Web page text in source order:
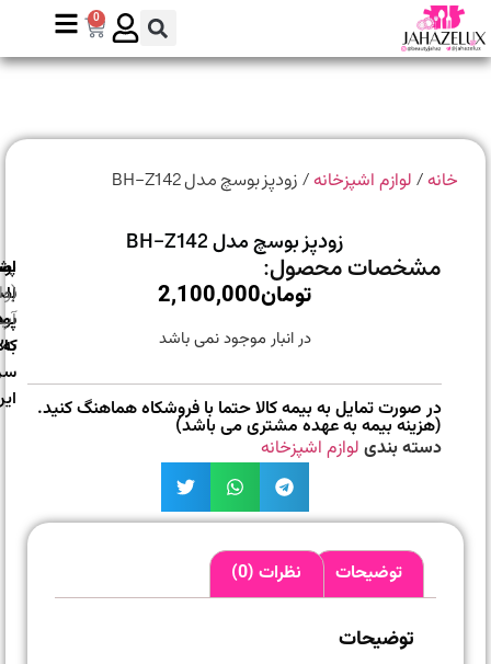
0
/لوازم اشپزخانه/ زودپز بوسچ مدل BH-Z142
زودپز بوسچ مدل BH-Z142
مشخصات محصول:
تومان2,100,000
در انبار موجود نمی باشد
در صورت تمایل به بیمه کالا حتما با فروشکاه هماهنگ کنید.
(هزینه بیمه به عهده مشتری می باشد)
دسته بندی لوازم اشپزخانه
سراسر
ایران
اصالت
پشتیبانی
(واتس
توضیحات نظرات (0)
توضیحات